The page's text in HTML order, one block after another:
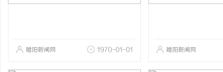
睢阳新闻网 1970-01-01 睢阳新闻网